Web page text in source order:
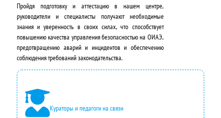
а
л
ь
н
а
я
ц
е
н
а
:
5
Пройдя подготовку и аттестацию в нашем центре,
руководители и специалисты получают необходимые
знания и уверенность в своих силах, что способствует
повышению качества управления безопасностью на ОИАЭ,
предотвращению аварий и инцидентов и обеспечению
соблюдения требований законодательства.
Кураторы и педагоги на связи